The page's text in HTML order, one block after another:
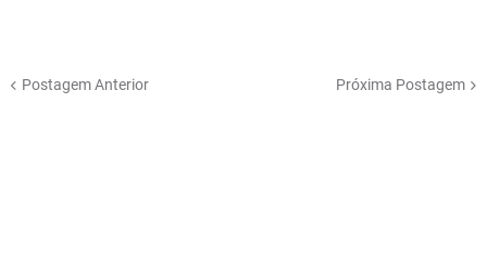
Postagem Anterior Próxima Postagem